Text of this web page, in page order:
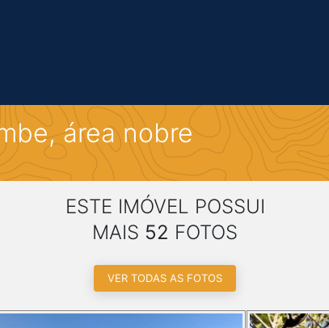
área nobre
ESTE IMÓVEL POSSUI
MAIS 52 FOTOS
VER TODAS AS FOTOS